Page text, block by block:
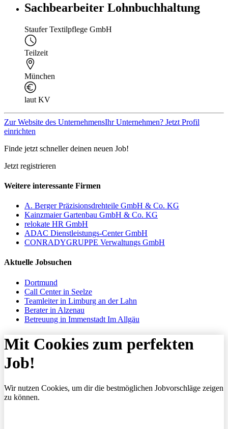
Sachbearbeiter Lohnbuchhaltung
Staufer Textilpflege GmbH
Teilzeit
München
laut KV
Zur Website des UnternehmensIhr Unternehmen? Jetzt Profil
einrichten
Finde jetzt schneller deinen neuen Job!
Jetzt registrieren
Weitere interessante Firmen
A. Berger Präzisionsdrehteile GmbH & Co. KG
Kainzmaier Gartenbau GmbH & Co. KG
relokate HR GmbH
ADAC Dienstleistungs-Center GmbH
CONRADYGRUPPE Verwaltungs GmbH
Aktuelle Jobsuchen
Dortmund
Call Center in Seelze
Teamleiter in Limburg an der Lahn
Berater in Alzenau
Betreuung in Immenstadt Im Allgäu
Mit Cookies zum perfekten
Job!
Wir nutzen Cookies, um dir die bestmöglichen Jobvorschläge zeigen
zu können.